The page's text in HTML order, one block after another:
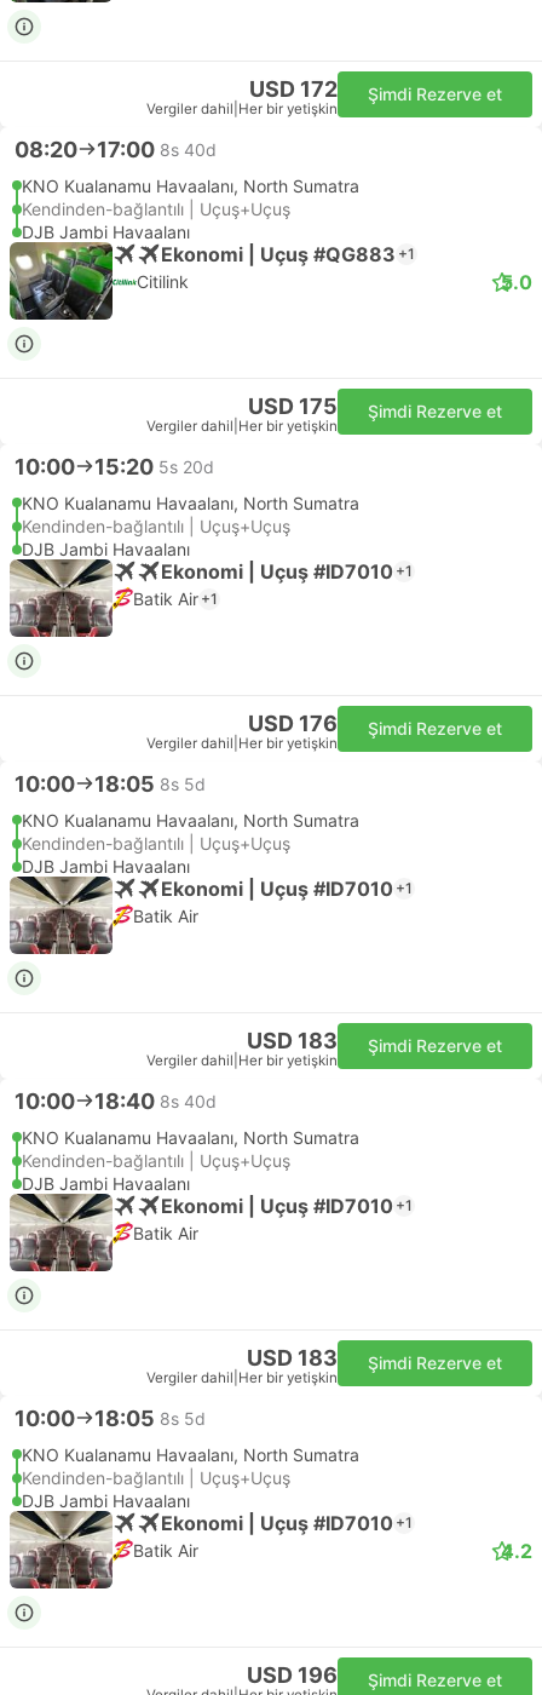
USD 172
Vergiler dahil Her bir yetişkin
Şimdi Rezerve et
08:20 17:00 8s 40d
KNO Kualanamu Havaalanı, North Sumatra
Kendinden-bağlantılı | Uçuş+Uçuş
DJB Jambi Havaalanı
Ekonomi | Uçuş #QG883 +1
Citilink 5.0
USD 175
Vergiler dahil Her bir yetişkin
Şimdi Rezerve et
10:00 15:20 5s 20d
KNO Kualanamu Havaalanı, North Sumatra
Kendinden-bağlantılı | Uçuş+Uçuş
DJB Jambi Havaalanı
Ekonomi | Uçuş #ID7010 +1
Batik Air +1
USD 176
Vergiler dahil Her bir yetişkin
Şimdi Rezerve et
10:00 18:05 8s 5d
KNO Kualanamu Havaalanı, North Sumatra
Kendinden-bağlantılı | Uçuş+Uçuş
DJB Jambi Havaalanı
Ekonomi | Uçuş #ID7010 +1
Batik Air
USD 183
Vergiler dahil Her bir yetişkin
Şimdi Rezerve et
10:00 18:40 8s 40d
KNO Kualanamu Havaalanı, North Sumatra
Kendinden-bağlantılı | Uçuş+Uçuş
DJB Jambi Havaalanı
Ekonomi | Uçuş #ID7010 +1
Batik Air
USD 183
Vergiler dahil Her bir yetişkin
Şimdi Rezerve et
10:00 18:05 8s 5d
KNO Kualanamu Havaalanı, North Sumatra
Kendinden-bağlantılı | Uçuş+Uçuş
DJB Jambi Havaalanı
Ekonomi | Uçuş #ID7010 +1
Batik Air 4.2
USD 196 Şimdi Rezerve et